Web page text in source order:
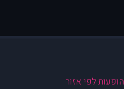
הופעות לפי אזור